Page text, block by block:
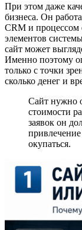
При этом даже
бизнеса. Он
CRM и процессом
элементов
сайт может
Именно поэтому
только с точки
сколько денег и
Сайт нужно
стоимости
заявок он
окупаться.